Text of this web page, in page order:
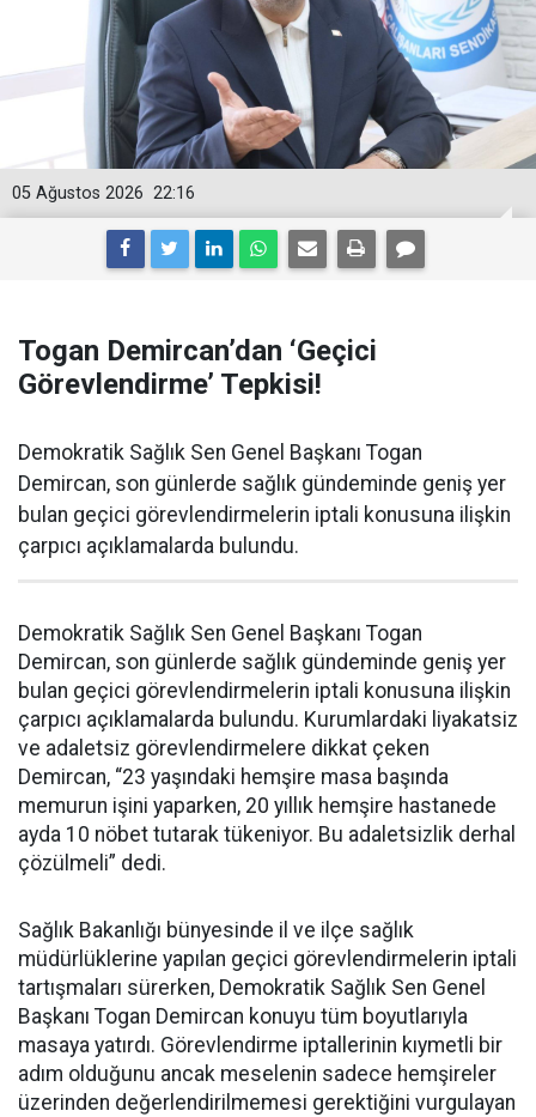
22:16
05 Ağustos 2026
Togan Demircan’dan ‘Geçici
Görevlendirme’ Tepkisi!
Demokratik Sağlık Sen Genel Başkanı Togan
Demircan, son günlerde sağlık gündeminde geniş yer
bulan geçici görevlendirmelerin iptali konusuna ilişkin
çarpıcı açıklamalarda bulundu.
Demokratik Sağlık Sen Genel Başkanı Togan
Demircan, son günlerde sağlık gündeminde geniş yer
bulan geçici görevlendirmelerin iptali konusuna ilişkin
çarpıcı açıklamalarda bulundu. Kurumlardaki liyakatsiz
ve adaletsiz görevlendirmelere dikkat çeken
Demircan, “23 yaşındaki hemşire masa başında
memurun işini yaparken, 20 yıllık hemşire hastanede
ayda 10 nöbet tutarak tükeniyor. Bu adaletsizlik derhal
çözülmeli” dedi.
Sağlık Bakanlığı bünyesinde il ve ilçe sağlık
müdürlüklerine yapılan geçici görevlendirmelerin iptali
tartışmaları sürerken, Demokratik Sağlık Sen Genel
Başkanı Togan Demircan konuyu tüm boyutlarıyla
masaya yatırdı. Görevlendirme iptallerinin kıymetli bir
adım olduğunu ancak meselenin sadece hemşireler
üzerinden değerlendirilmemesi gerektiğini vurgulayan